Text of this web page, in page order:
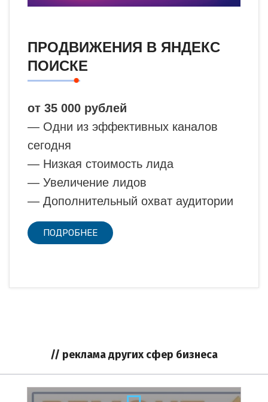
ПРОДВИЖЕНИЯ В ЯНДЕКС
ПОИСКЕ
от 35 000 рублей
— Одни из эффективных каналов
сегодня
— Низкая стоимость лида
— Увеличение лидов
— Дополнительный охват аудитории
ПОДРОБНЕЕ
// реклама других сфер бизнеса